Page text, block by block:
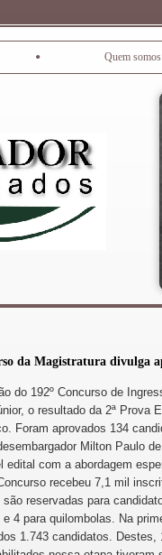
• Quem somos
da Magistratura divulga
do 192º Concurso de
o resultado da 2ª
Foram aprovados 134
Milton Paulo
edital com a abordagem
recebeu 7,1 mil
reservadas para
4 para quilombolas. Na
1.743 candidatos.